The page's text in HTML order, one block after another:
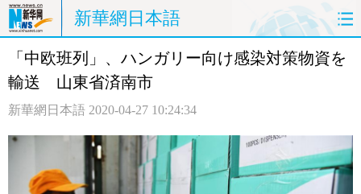
新華網日本語
ホームページ 政治 経済
評論 写真
中日対訳
「中欧班列」、ハンガリー向け感染対策物資を
輸送 山東省済南市
新華網日本語 2020-04-27 10:24:34